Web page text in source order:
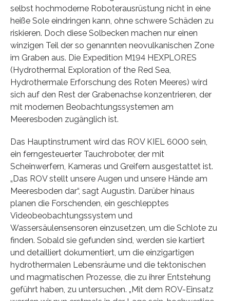
selbst hochmoderne Roboterausrüstung nicht in eine
heiße Sole eindringen kann, ohne schwere Schäden zu
riskieren. Doch diese Solbecken machen nur einen
winzigen Teil der so genannten neovulkanischen Zone
im Graben aus. Die Expedition M194 HEXPLORES
(Hydrothermal Exploration of the Red Sea,
Hydrothermale Erforschung des Roten Meeres) wird
sich auf den Rest der Grabenachse konzentrieren, der
mit modernen Beobachtungssystemen am
Meeresboden zugänglich ist.
Das Hauptinstrument wird das ROV KIEL 6000 sein,
ein ferngesteuerter Tauchroboter, der mit
Scheinwerfern, Kameras und Greifern ausgestattet ist.
„Das ROV stellt unsere Augen und unsere Hände am
Meeresboden dar“, sagt Augustin. Darüber hinaus
planen die Forschenden, ein geschlepptes
Videobeobachtungssystem und
Wassersäulensensoren einzusetzen, um die Schlote zu
finden. Sobald sie gefunden sind, werden sie kartiert
und detailliert dokumentiert, um die einzigartigen
hydrothermalen Lebensräume und die tektonischen
und magmatischen Prozesse, die zu ihrer Entstehung
geführt haben, zu untersuchen. „Mit dem ROV-Einsatz